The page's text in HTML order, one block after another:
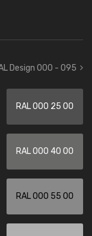
Design 000 - 095
RAL 000 25 00
RAL 000 40 00
RAL 000 55 00